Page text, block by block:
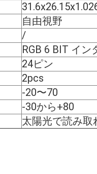
自由視野
/
RGB 6 BIT イン
24ピン
2pcs
-20〜70
-30から+80
太陽光で読み取